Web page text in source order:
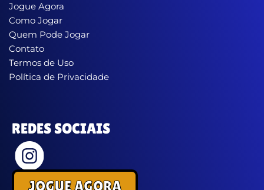
Jogue Agora
Como Jogar
Quem Pode Jogar
Contato
Termos de Uso
Política de Privacidade
REDES SOCIAIS
JOGUE AGORA